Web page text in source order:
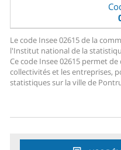
Le code Insee 02615 de la
l'Institut national de la
Ce code Insee 02615 permet
collectivités et les entreprises,
statistiques sur la ville de